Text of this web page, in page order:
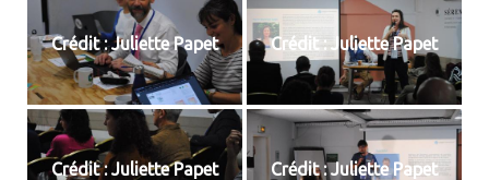
Crédit : Juliette Papet Crédit : Juliette Papet
Crédit : Juliette Papet Crédit : Juliette Papet